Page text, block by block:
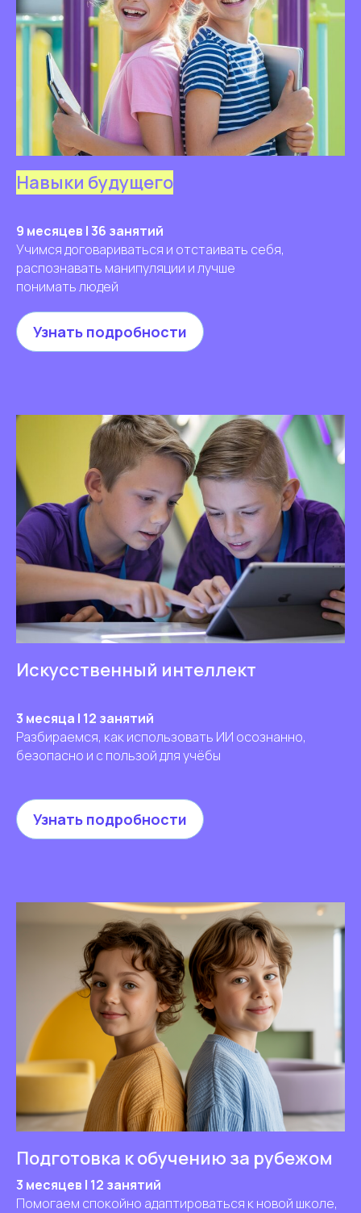
Навыки будущего
9 месяцев | 36 занятий
Учимся договариваться и отстаивать себя,
распознавать манипуляции и лучше
понимать людей
Узнать подробности
Искусственный интеллект
3 месяца | 12 занятий
Разбираемся, как использовать ИИ осознанно,
безопасно и с пользой для учёбы
Узнать подробности
Подготовка к обучению за рубежом
3 месяцев | 12 занятий
Помогаем спокойно адаптироваться к новой школе,